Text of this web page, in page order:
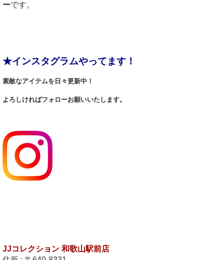
ーです。
★インスタグラムやってます！
素敵なアイテムを日々更新中！
よろしければフォローお願いいたします。
JJコレクション 和歌山駅前店